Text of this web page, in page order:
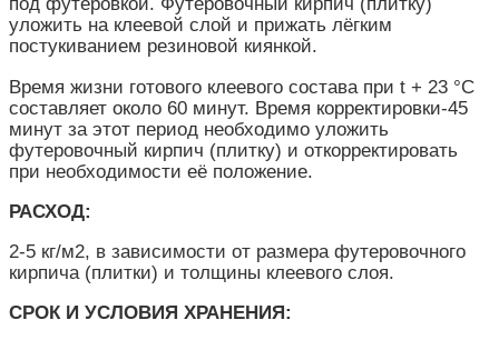
уложить на клеевой слой и прижать лёгким
постукиванием резиновой киянкой.
Время жизни готового клеевого состава при t + 23 °С
составляет около 60 минут. Время корректировки-45
минут за этот период необходимо уложить
футеровочный кирпич (плитку) и откорректировать
при необходимости её положение.
РАСХОД:
2-5 кг/м2, в зависимости от размера футеровочного
кирпича (плитки) и толщины клеевого слоя.
СРОК И УСЛОВИЯ ХРАНЕНИЯ: